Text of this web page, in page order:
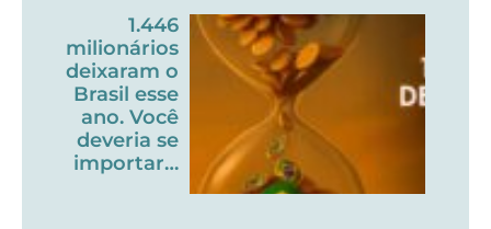
1.446
milionários
deixaram o
Brasil esse
ano. Você
deveria se
importar…